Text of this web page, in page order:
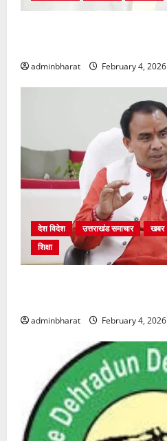
adminbharat February 4, 2026
देश विदेश उत्तराखंड समाचार खबर
शिक्षा
adminbharat February 4, 2026